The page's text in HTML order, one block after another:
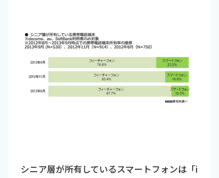
シニア層が所有しているスマートフォンは「i